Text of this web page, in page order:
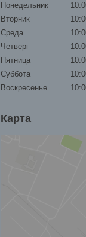
Понедельник
Вторник
Среда
Четверг
Пятница
Суббота
Воскресенье
Карта